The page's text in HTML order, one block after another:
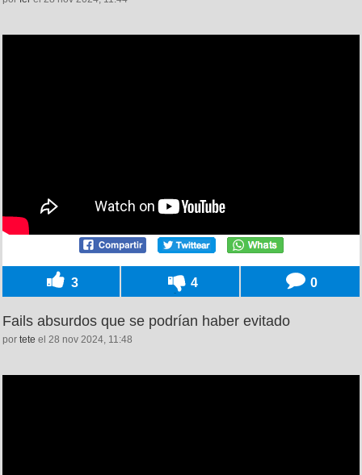
3 4 0
Fails absurdos que se podrían haber evitado
por tete el 28 nov 2024, 11:48